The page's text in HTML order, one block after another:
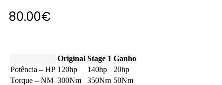
80.00€
Original Stage 1 Ganho
Potência – HP 120hp 140hp
20hp
Torque – NM 300Nm 350Nm 50Nm